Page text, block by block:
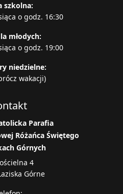
szkolna:
o godz. 16:30
młodych:
o godz. 19:00
niedzielne:
wakacji)
Parafia
Różańca Świętego
Górnych
4
Górne